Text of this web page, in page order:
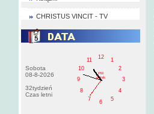
CHRISTUS VINCIT - TV
Sobota
08-8-2026
32tydzień
Czas letni
1
2
3
4
5
6
7
8
9
10
11
12
PM
pištek